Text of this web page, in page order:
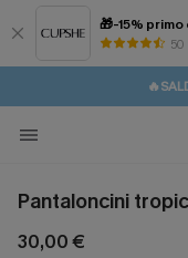
🎁-15%
50
⚡️-15% SUGLI
Pantaloncini
30,00 €